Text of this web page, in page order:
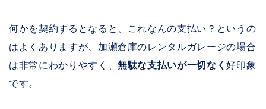
何かを契約するとなると、これなんの支払い？というの
はよくありますが、加瀬倉庫のレンタルガレージの場合
は非常にわかりやすく、無駄な支払いが一切なく好印象
です。